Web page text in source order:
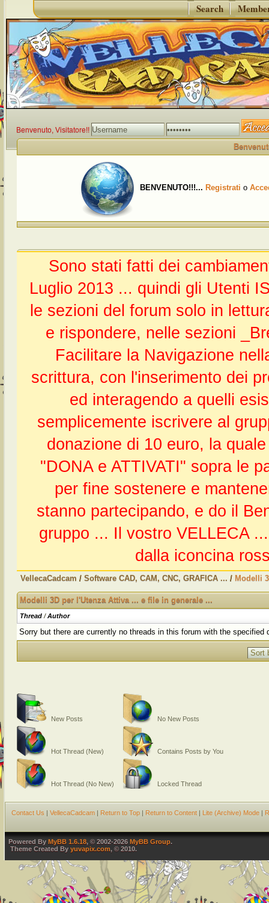
Search
Benvenuto, Visitatore!!
BENVENUTO!!!... Registrati o
Sono stati fatti dei
Luglio 2013 ... quindi gli Utenti
le sezioni del forum solo in
e rispondere, nelle sezioni
Facilitare la Navigazione
scrittura, con l'inserimento dei
ed interagendo a quelli
semplicemente iscrivere al
donazione di 10 euro, la
"DONA e ATTIVATI" sopra le
per fine sostenere e
stanno partecipando, e do il
gruppo ... Il vostro VELLECA
dalla iconcina
VellecaCadcam / Software CAD, CAM, CNC, GRAFICA ... / Modelli
Modelli 3D per l'Utenza Attiva ... e file in generale ...
Thread /Author
Sorry but there are currently no threads in this forum with the specified
New Posts
Hot Thread (New)
Hot Thread (No New)
No New Posts
Contains Posts by You
Locked Thread
Contact Us | VellecaCadcam | Return to Top | Return to Content | Lite (Archive) Mode |
Powered By MyBB 1.6.18, © 2002-2026 MyBB Group.
Theme Created By yuvapix.com, © 2010.